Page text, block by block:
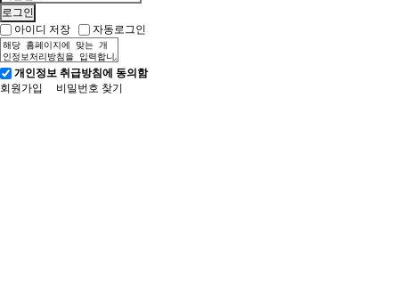
아이디 저장 자동로그인
개인정보 취급방침에 동의함
회원가입
비밀번호 찾기